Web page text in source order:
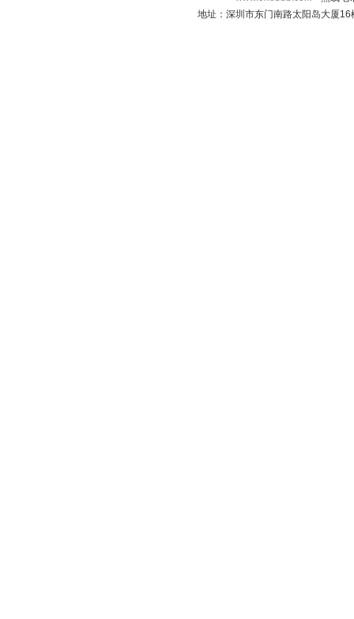
地址：深圳市东门南路太阳岛大厦